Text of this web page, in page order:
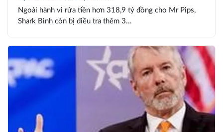
Ngoài hành vi rửa tiền hơn 318,9 tỷ đồng cho Mr Pips,
Shark Bình còn bị điều tra thêm 3...